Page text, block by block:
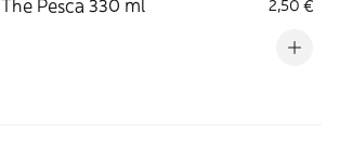
The Pesca 330 ml 2,50 €